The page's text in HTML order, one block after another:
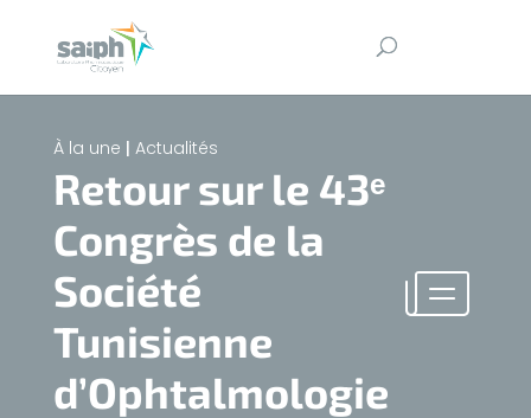
À la une | Actualités
Retour sur le 43ᵉ
Congrès de la
Société
Tunisienne
d’Ophtalmologie